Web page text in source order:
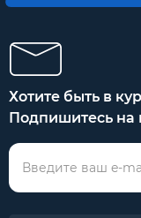
Хотите быть в
Подпишитесь на